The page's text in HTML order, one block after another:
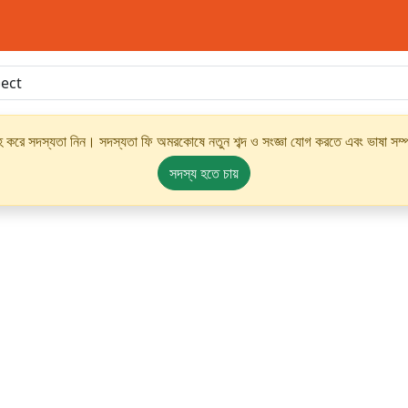
করে সদস্যতা নিন। সদস্যতা ফি অমরকোষে নতুন শব্দ ও সংজ্ঞা যোগ করতে এবং ভাষা
সদস্য হতে চায়